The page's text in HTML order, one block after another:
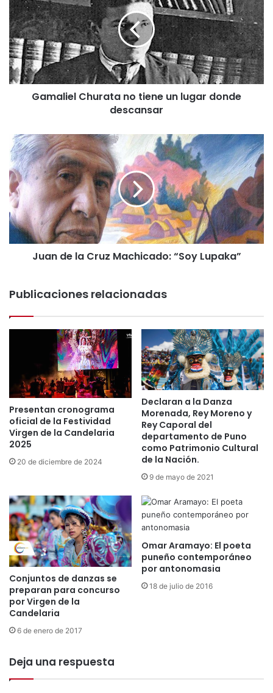
m
a
l
i
e
l
C
t
a
n
o
t
i
e
u
d
e
s
a
a
r
Gamaliel Churata no tiene un lugar donde
descansar
J
u
a
n
d
e
l
a
C
M
c
h
o
:
“
S
o
y
p
a
k
a
Juan de la Cruz Machicado: “Soy Lupaka”
Publicaciones relacionadas
Presentan cronograma
oficial de la Festividad
Virgen de la Candelaria
2025
20 de diciembre de 2024
Declaran a la Danza
Morenada, Rey Moreno y
Rey Caporal del
departamento de Puno
como Patrimonio Cultural
de la Nación.
9 de mayo de 2021
Conjuntos de danzas se
preparan para concurso
por Virgen de la
Candelaria
6 de enero de 2017
Omar Aramayo: El poeta
puneño contemporáneo
por antonomasia
18 de julio de 2016
Deja una respuesta